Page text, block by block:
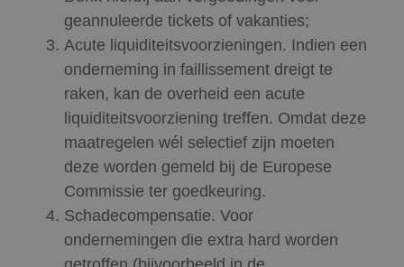
geannuleerde tickets of vakanties;
Acute liquiditeitsvoorzieningen. Indien een
onderneming in faillissement dreigt te
raken, kan de overheid een acute
liquiditeitsvoorziening treffen. Omdat deze
maatregelen wél selectief zijn moeten
deze worden gemeld bij de Europese
Commissie ter goedkeuring.
Schadecompensatie. Voor
ondernemingen die extra hard worden